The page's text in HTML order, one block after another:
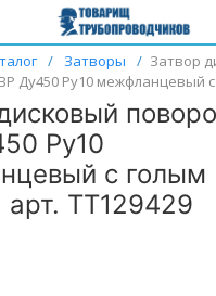
/ Затворы / Затвор
Ду450 Ру10 межфланцевый
Ру10
с голым
ТТ129429